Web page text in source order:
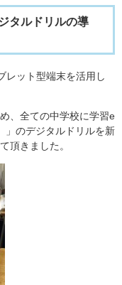
タルドリルの導
レット型端末を活用し
、全ての中学校に学習e
」のデジタルドリルを新
頂きました。